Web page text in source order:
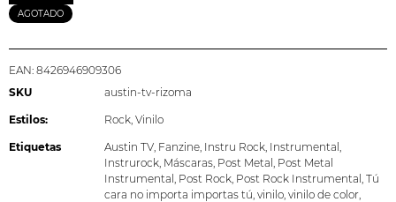
AGOTADO
EAN: 8426946909306
SKU
austin-tv-rizoma
Estilos: Rock Vinilo
Etiquetas Austin TV Fanzine Instru Rock Instrumental
Instrurock Máscaras Post Metal
Post Metal
Instrumental
Post Rock Post Rock Instrumental Tú
cara no importa importas tú vinilo vinilo de color